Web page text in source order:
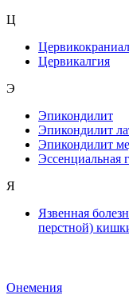
Ц
Цервикалгия
Э
Эпикондилит
Эпикондилит
Эпикондилит
Эссенциальная
Я
Язвенная
перстной)
Онемения